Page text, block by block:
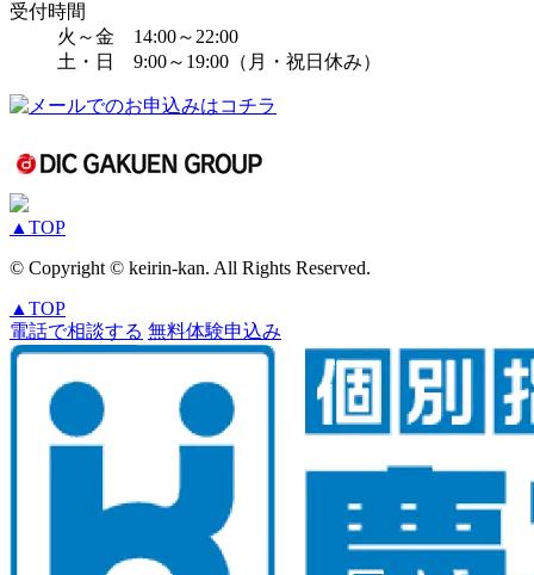
受付時間
火～金 14:00～22:00
土・日 9:00～19:00（月・祝日休み）
▲ TOP
© Copyright © keirin-kan. All Rights Reserved.
▲ TOP
電話で相談する 無料体験申込み